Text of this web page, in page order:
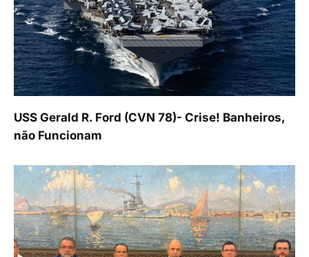
USS Gerald R. Ford (CVN 78)- Crise! Banheiros,
não Funcionam